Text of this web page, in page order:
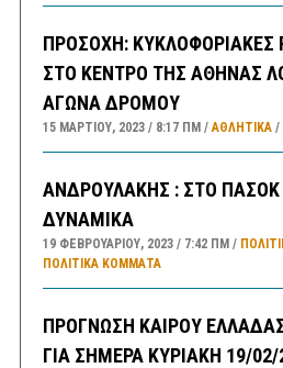
ΠΡΟΣΟΧΗ: ΚΥΚΛΟΦΟΡΙΑΚΕΣ
ΣΤΟ ΚΕΝΤΡΟ ΤΗΣ ΑΘΗΝΑΣ
ΑΓΩΝΑ ΔΡΟΜΟΥ
15 ΜΑΡΤΊΟΥ, 2023 8:17 ΠΜ ΑΘΛΗΤΙΚΑ/
ΑΝΔΡΟΥΛΑΚΗΣ : ΣΤΟ ΠΑΣΟΚ
ΔΥΝΑΜΙΚΑ
19 ΦΕΒΡΟΥΑΡΊΟΥ, 2023 7:42 ΠΜ
ΠΟΛΙΤΙΚΆ ΚΌΜΜΑΤΑ
ΠΡΟΓΝΩΣΗ ΚΑΙΡΟΥ
ΓΙΑ ΣΗΜΕΡΑ ΚΥΡΙΑΚΗ 19/02/